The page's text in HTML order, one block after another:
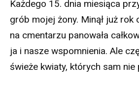
Każdego 15. dnia miesiąca
grób mojej żony. Minął już rok
na cmentarzu panowała
ja i nasze wspomnienia. Ale
świeże kwiaty, których sam nie